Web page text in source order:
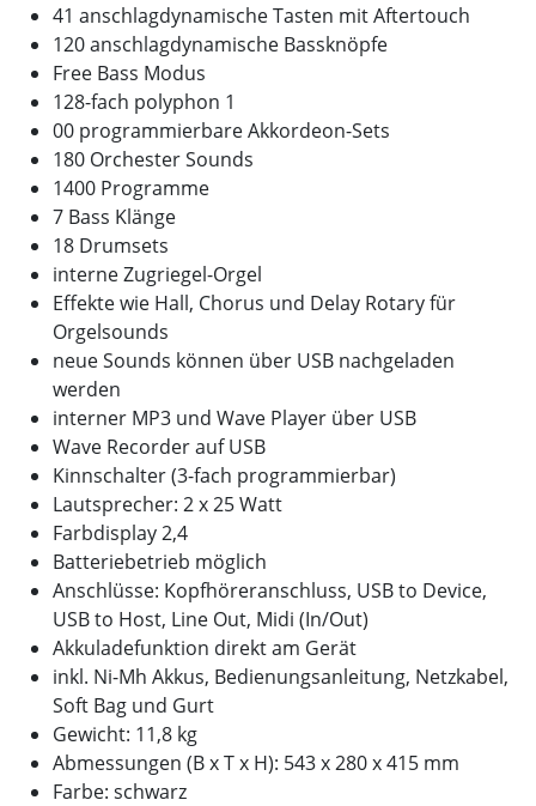
41 anschlagdynamische Tasten mit Aftertouch
120 anschlagdynamische Bassknöpfe
Free Bass Modus
128-fach polyphon 1
00 programmierbare Akkordeon-Sets
180 Orchester Sounds
1400 Programme
7 Bass Klänge
18 Drumsets
interne Zugriegel-Orgel
Effekte wie Hall, Chorus und Delay Rotary für
Orgelsounds
neue Sounds können über USB nachgeladen
werden
interner MP3 und Wave Player über USB
Wave Recorder auf USB
Kinnschalter (3-fach programmierbar)
Lautsprecher: 2 x 25 Watt
Farbdisplay 2,4
Batteriebetrieb möglich
Anschlüsse: Kopfhöreranschluss, USB to Device,
USB to Host, Line Out, Midi (In/Out)
Akkuladefunktion direkt am Gerät
inkl. Ni-Mh Akkus, Bedienungsanleitung, Netzkabel,
Soft Bag und Gurt
Gewicht: 11,8 kg
Abmessungen (B x T x H): 543 x 280 x 415 mm
Farbe: schwarz